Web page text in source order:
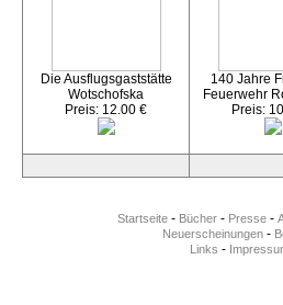
Die Ausflugsgaststätte
Wotschofska
Preis: 12.00 €
140 Jahre
Feuerwehr
Preis:
Startseite - Bücher - Presse -
Neuerscheinungen-
Links -